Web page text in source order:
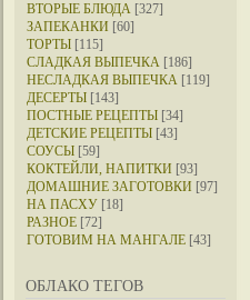
ВТОРЫЕ БЛЮДА [327]
ЗАПЕКАНКИ [60]
ТОРТЫ [115]
СЛАДКАЯ ВЫПЕЧКА [186]
НЕСЛАДКАЯ ВЫПЕЧКА [119]
ДЕСЕРТЫ [143]
ПОСТНЫЕ РЕЦЕПТЫ [34]
ДЕТСКИЕ РЕЦЕПТЫ [43]
СОУСЫ [59]
КОКТЕЙЛИ, НАПИТКИ [93]
ДОМАШНИЕ ЗАГОТОВКИ [97]
НА ПАСХУ [18]
РАЗНОЕ [72]
ГОТОВИМ НА МАНГАЛЕ [43]
ОБЛАКО ТЕГОВ